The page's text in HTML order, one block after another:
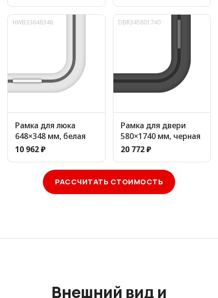
HWB33648348
Рамка для люка
648×348 мм, белая
10 962 ₽
DBR345801740
Рамка для двери
580×1740 мм, черная
20 772 ₽
РАССЧИТАТЬ СТОИМОСТЬ
Внешний вид и